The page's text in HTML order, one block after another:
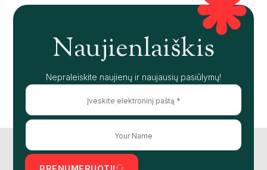
Naujienlaiškis
Nepraleiskite naujienų ir naujausių pasiūlymų!